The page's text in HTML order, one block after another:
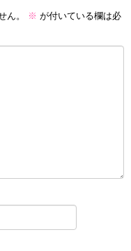
ん。 ※ が付いている欄は必